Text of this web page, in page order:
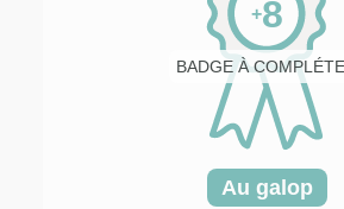
BADGE À
+8
Au galop